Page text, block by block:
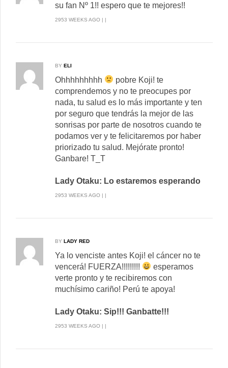
su fan Nº 1!! espero que te mejores!!
2953 WEEKS AGO | |
BY ELI
Ohhhhhhhhh
pobre Koji! te
comprendemos y no te preocupes por
nada, tu salud es lo más importante y ten
por seguro que tendrás la mejor de las
sonrisas por parte de nosotros cuando te
podamos ver y te felicitaremos por haber
priorizado tu salud. Mejórate pronto!
Ganbare! T_T
Lady Otaku: Lo estaremos esperando
2953 WEEKS AGO | |
BY LADY RED
Ya lo venciste antes Koji! el cáncer no te
vencerá! FUERZA!!!!!!!!!
esperamos
verte pronto y te recibiremos con
muchísimo cariño! Perú te apoya!
Lady Otaku: Sip!!! Ganbatte!!!
2953 WEEKS AGO | |